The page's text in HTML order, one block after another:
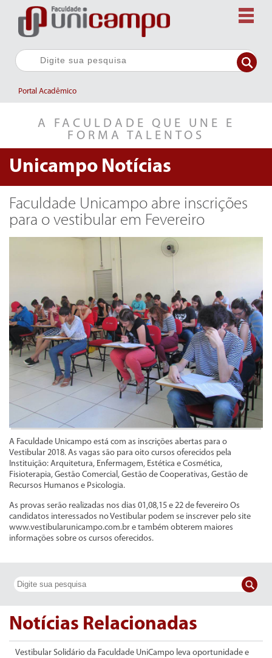
Portal Acadêmico
A FACULDADE QUE UNE E
FORMA TALENTOS
Unicampo Notícias
Faculdade Unicampo abre inscrições
para o vestibular em Fevereiro
A Faculdade Unicampo está com as inscrições abertas para o
Vestibular 2018. As vagas são para oito cursos oferecidos pela
Instituição: Arquitetura, Enfermagem, Estética e Cosmética,
Fisioterapia, Gestão Comercial, Gestão de Cooperativas, Gestão de
Recursos Humanos e Psicologia.
As provas serão realizadas nos dias 01,08,15 e 22 de fevereiro Os
candidatos interessados no Vestibular podem se inscrever pelo site
www.vestibularunicampo.com.br e também obterem maiores
informações sobre os cursos oferecidos.
Notícias Relacionadas
Vestibular Solidário da Faculdade UniCampo leva oportunidade e